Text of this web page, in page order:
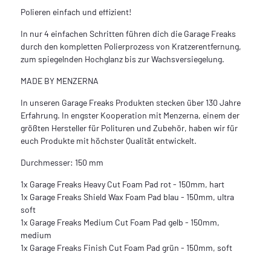
Polieren einfach und effizient!
In nur 4 einfachen Schritten führen dich die Garage Freaks
durch den kompletten Polierprozess von Kratzerentfernung,
zum spiegelnden Hochglanz bis zur Wachsversiegelung.
MADE BY MENZERNA
In unseren Garage Freaks Produkten stecken über 130 Jahre
Erfahrung. In engster Kooperation mit Menzerna, einem der
größten Hersteller für Polituren und Zubehör, haben wir für
euch Produkte mit höchster Qualität entwickelt.
Durchmesser: 150 mm
1x Garage Freaks Heavy Cut Foam Pad rot - 150mm, hart
1x Garage Freaks Shield Wax Foam Pad blau - 150mm, ultra
soft
1x Garage Freaks Medium Cut Foam Pad gelb - 150mm,
medium
1x Garage Freaks Finish Cut Foam Pad grün - 150mm, soft